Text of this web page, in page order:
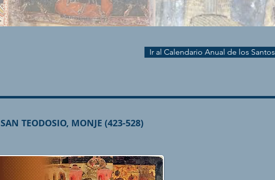
Ir al Calendario Anual de los Santos
SAN TEODOSIO, MONJE (423-528)